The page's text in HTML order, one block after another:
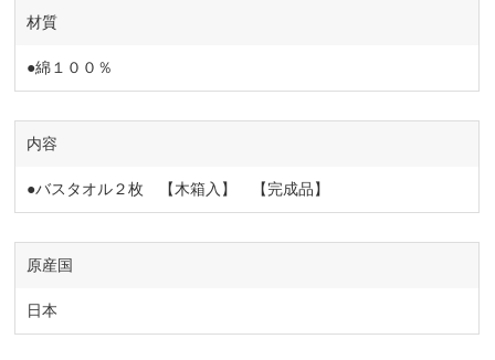
材質
●綿１００％
内容
●バスタオル２枚 【木箱入】 【完成品】
原産国
日本